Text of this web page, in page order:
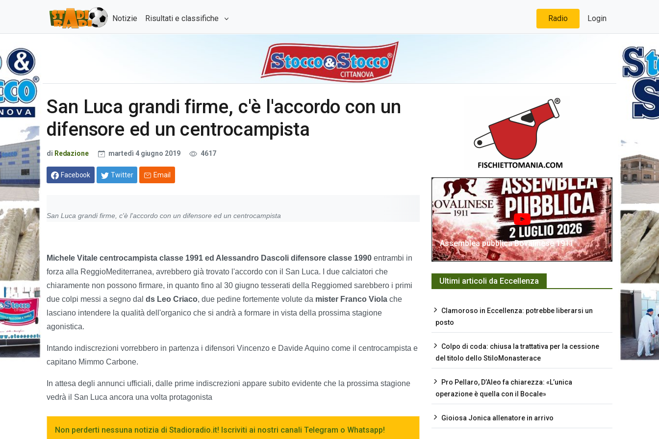
Notizie Risultati e classifiche Radio Login
San Luca grandi firme, c'è l'accordo con un
difensore ed un centrocampista
di Redazione martedì 4 giugno 2019 4617
Facebook Twitter Email
San Luca grandi firme, c'è l'accordo con un difensore ed un centrocampista
Michele Vitale centrocampista classe 1991 ed Alessandro Dascoli difensore classe 1990 entrambi in
forza alla ReggioMediterranea, avrebbero già trovato l'accordo con il San Luca. I due calciatori che
chiaramente non possono firmare, in quanto fino al 30 giugno tesserati della Reggiomed sarebbero i primi
due colpi messi a segno dal ds Leo Criaco, due pedine fortemente volute da mister Franco Viola che
lasciano intendere la qualità dell'organico che si andrà a formare in vista della prossima stagione
agonistica.
Intando indiscrezioni vorrebbero in partenza i difensori Vincenzo e Davide Aquino come il centrocampista e
capitano Mimmo Carbone.
In attesa degli annunci ufficiali, dalle prime indiscrezioni appare subito evidente che la prossima stagione
vedrà il San Luca ancora una volta protagonista
Non perderti nessuna notizia di Stadioradio.it! Iscriviti ai nostri canali Telegram o Whatsapp!
Assemblea pubblica Bovalinese 1911
Ultimi articoli da Eccellenza
Clamoroso in Eccellenza: potrebbe liberarsi un
posto
Colpo di coda: chiusa la trattativa per la cessione
del titolo dello StiloMonasterace
Pro Pellaro, D’Aleo fa chiarezza: «L’unica
operazione è quella con il Bocale»
Gioiosa Jonica allenatore in arrivo